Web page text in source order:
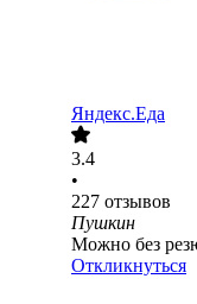
Яндекс.Еда
3.4
•
227 отзывов
Пушкин
Можно без
Откликнуться